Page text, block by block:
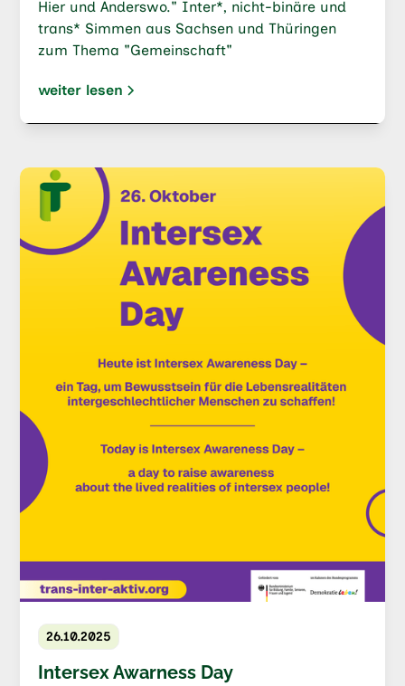
Hier und Anderswo." Inter*, nicht-binäre und
trans* Simmen aus Sachsen und Thüringen
zum Thema "Gemeinschaft"
weiter lesen
26.10.2025
Intersex Awarness Day